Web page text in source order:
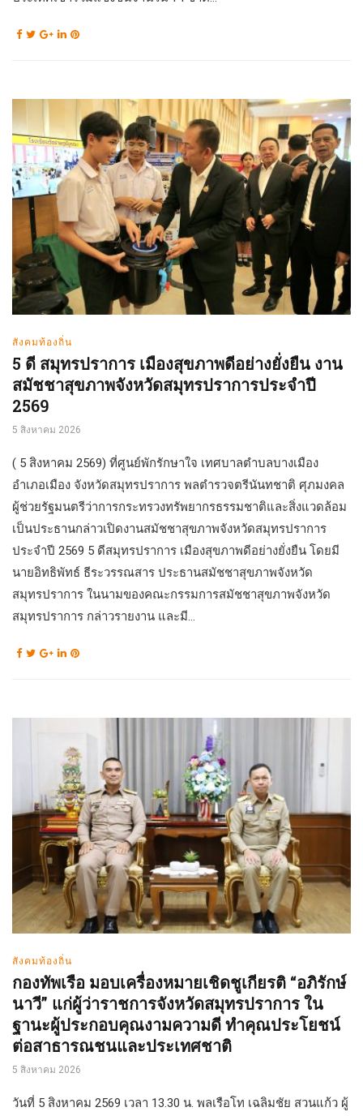
สังคมท้องถิ่น
5 ดี สมุทรปราการ เมืองสุขภาพดีอย่างยั่งยืน งาน
สมัชชาสุขภาพจังหวัดสมุทรปราการประจำปี
2569
5 สิงหาคม 2026
( 5 สิงหาคม 2569) ที่ศูนย์พักรักษาใจ เทศบาลตำบลบางเมือง
อำเภอเมือง จังหวัดสมุทรปราการ พลตำรวจตรีนันทชาติ ศุภมงคล
ผู้ช่วยรัฐมนตรีว่าการกระทรวงทรัพยากรธรรมชาติและสิ่งแวดล้อม
เป็นประธานกล่าวเปิดงานสมัชชาสุขภาพจังหวัดสมุทรปราการ
ประจำปี 2569 5 ดีสมุทรปราการ เมืองสุขภาพดีอย่างยั่งยืน โดยมี
นายอิทธิพัทธ์ ธีระวรรณสาร ประธานสมัชชาสุขภาพจังหวัด
สมุทรปราการ ในนามของคณะกรรมการสมัชชาสุขภาพจังหวัด
สมุทรปราการ กล่าวรายงาน และมี...
สังคมท้องถิ่น
กองทัพเรือ มอบเครื่องหมายเชิดชูเกียรติ “อภิรักษ์
นาวี” แก่ผู้ว่าราชการจังหวัดสมุทรปราการ ใน
ฐานะผู้ประกอบคุณงามความดี ทำคุณประโยชน์
ต่อสาธารณชนและประเทศชาติ
5 สิงหาคม 2026
วันที่ 5 สิงหาคม 2569 เวลา 13.30 น. พลเรือโท เฉลิมชัย สวนแก้ว ผู้